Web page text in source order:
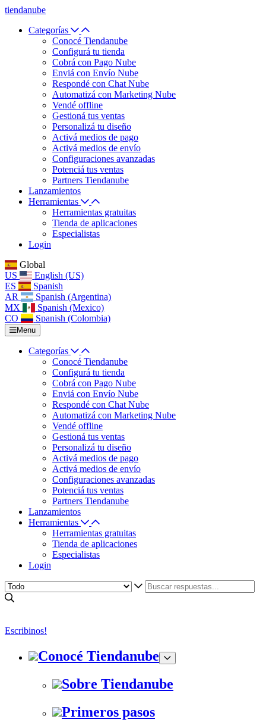
tiendanube
Categorías
Conocé Tiendanube
Configurá tu tienda
Cobrá con Pago Nube
Enviá con Envío Nube
Respondé con Chat Nube
Automatizá con Marketing Nube
Vendé offline
Gestioná tus ventas
Personalizá tu diseño
Activá medios de pago
Activá medios de envío
Configuraciones avanzadas
Potenciá tus ventas
Partners Tiendanube
Lanzamientos
Herramientas
Herramientas gratuitas
Tienda de aplicaciones
Especialistas
Login
Global
US
English (US)
ES
Spanish
AR
Spanish (Argentina)
MX
Spanish (Mexico)
CO
Spanish (Colombia)
Menu
Categorías
Conocé Tiendanube
Configurá tu tienda
Cobrá con Pago Nube
Enviá con Envío Nube
Respondé con Chat Nube
Automatizá con Marketing Nube
Vendé offline
Gestioná tus ventas
Personalizá tu diseño
Activá medios de pago
Activá medios de envío
Configuraciones avanzadas
Potenciá tus ventas
Partners Tiendanube
Lanzamientos
Herramientas
Herramientas gratuitas
Tienda de aplicaciones
Especialistas
Login
Escribinos!
Conocé Tiendanube
Sobre Tiendanube
Primeros pasos